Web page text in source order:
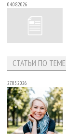
04.08.2026
СТАТЬИ ПО ТЕМЕ
27.05.2026